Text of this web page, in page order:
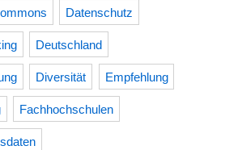
Datenschutz
Deutschland
Diversität Empfehlung
Fachhochschulen